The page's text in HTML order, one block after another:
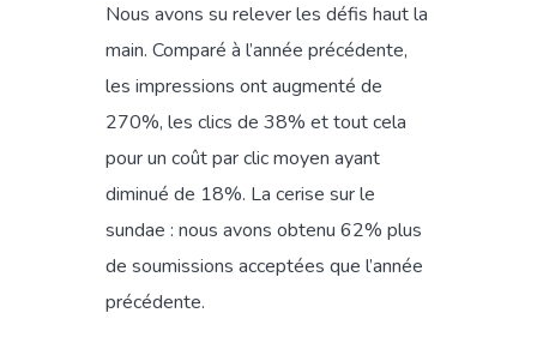
Nous avons su relever les défis haut la
main. Comparé à l’année précédente,
les impressions ont augmenté de
270%, les clics de 38% et tout cela
pour un coût par clic moyen ayant
diminué de 18%. La cerise sur le
sundae : nous avons obtenu 62% plus
de soumissions acceptées que l’année
précédente.